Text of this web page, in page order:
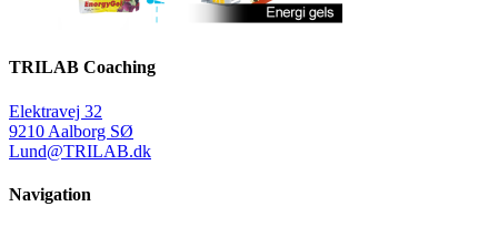
TRILAB Coaching
Elektravej 32
9210 Aalborg SØ
Lund@TRILAB.dk
Navigation